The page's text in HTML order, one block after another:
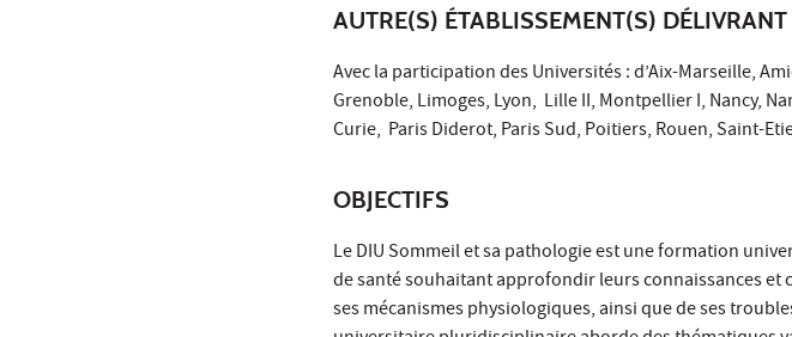
AUTRE(S) ÉTABLISSEMENT(S)
Avec la participation des Universités : d’Aix-Marseille,
Grenoble, Limoges, Lyon, Lille II, Montpellier I, Nancy,
Curie, Paris Diderot, Paris Sud, Poitiers, Rouen, Saint-
OBJECTIFS
Le DIU Sommeil et sa pathologie est une formation
de santé souhaitant approfondir leurs connaissances et
ses mécanismes physiologiques, ainsi que de ses